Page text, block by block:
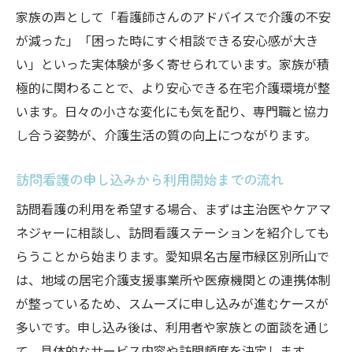
家族の声として「看護師さんのアドバイスで介護の不安
が減った」「困った時にすぐ相談できる安心感が大き
い」といった実体験が多く寄せられています。家族が積
極的に関わることで、より安心できる在宅介護環境が整
います。日々の小さな変化にも気を配り、専門職と協力
し合う姿勢が、介護生活の質の向上につながります。
訪問看護の申し込みから利用開始までの流れ
訪問看護の利用を希望する場合、まずは主治医やケアマ
ネジャーに相談し、訪問看護ステーションを紹介しても
らうことから始まります。愛知県名古屋市緑区別所山で
は、地域の居宅介護支援事業所や医療機関との連携体制
が整っているため、スムーズに申し込みが進むケースが
多いです。申し込み後は、利用者や家族との面談を通じ